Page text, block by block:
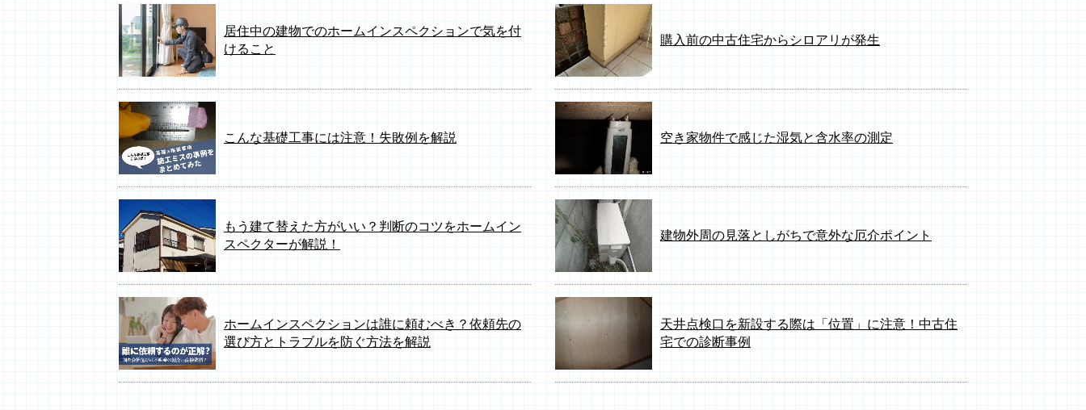
居住中の建物でのホームインスペクションで気を付
けること
こんな基礎工事には注意！失敗例を解説
もう建て替えた方がいい？判断のコツをホームイン
スペクターが解説！
ホームインスペクションは誰に頼むべき？依頼先の
選び方とトラブルを防ぐ方法を解説
購入前の中古住宅からシロアリが発生
空き家物件で感じた湿気と含水率の測定
建物外周の見落としがちで意外な厄介ポイント
天井点検口を新設する際は「位置」に注意！中古住
宅での診断事例